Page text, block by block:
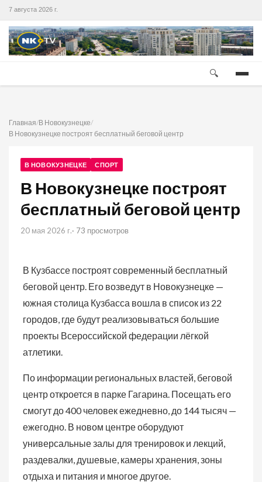
7 августа 2026 г.
🔍
Главная/В Новокузнецке/
В Новокузнецке построят бесплатный беговой центр
В НОВОКУЗНЕЦКЕ СПОРТ
В Новокузнецке построят
бесплатный беговой центр
20 мая 2026 г.· 73 просмотров
В Кузбассе построят современный бесплатный
беговой центр. Его возведут в Новокузнецке —
южная столица Кузбасса вошла в список из 22
городов, где будут реализовываться большие
проекты Всероссийской федерации лёгкой
атлетики.
По информации региональных властей, беговой
центр откроется в парке Гагарина. Посещать его
смогут до 400 человек ежедневно, до 144 тысяч —
ежегодно. В новом центре оборудуют
универсальные залы для тренировок и лекций,
раздевалки, душевые, камеры хранения, зоны
отдыха и питания и многое другое.